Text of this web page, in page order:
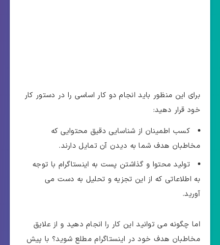
برای این منظور باید انجام دو کار اساسی را در دستور کار
خود قرار دهید:
کسب اطمینان از شناسایی دقیق محتوایی که
مخاطبان هدف شما به دیدن آن تمایل دارند.
تولید محتوا و گذاشتن پست به اینستاگرام با توجه
به اطلاعاتی که از این تجزیه و تحلیل به دست می
آورید.
اما چگونه می توانید این کار را انجام دهید و از علایق
مخاطبان هدف خود در اینستاگرام مطلع شوید؟ با پیش